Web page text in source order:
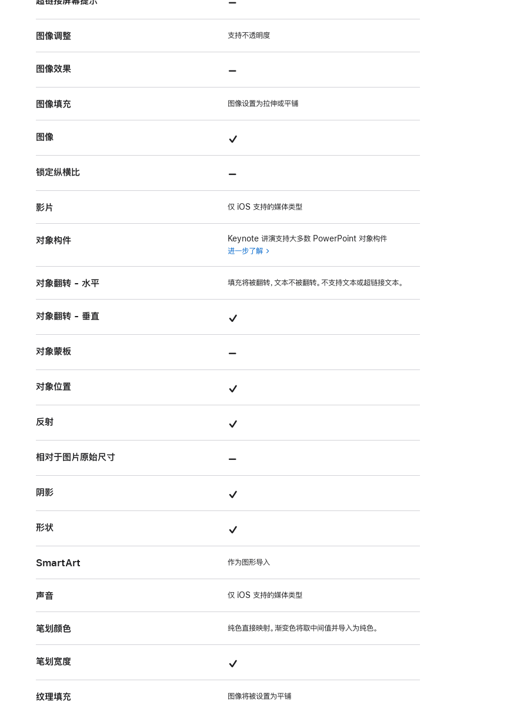
支
持
的
项
目
图像调整 支持不透明度
图像效果
不
支
持
的
项
目
图像填充 图像设置为拉伸或平铺
图像
支
持
的
项
目
锁定纵横比
不
支
持
的
项
目
影片 仅 iOS 支持的媒体类型
对象构件
Keynote 讲演支持大多数 PowerPoint 对象构件
进一步了解
对象翻转 - 水平 填充将被翻转，文本不被翻转。不支持文本或超链接文本。
对象翻转 - 垂直
支
持
的
项
目
对象蒙板
不
支
持
的
项
目
对象位置
支
持
的
项
目
反射
支
持
的
项
目
相对于图片原始尺寸
不
支
持
的
项
目
阴影
支
持
的
项
目
形状
支
持
的
项
目
SmartArt 作为图形导入
声音 仅 iOS 支持的媒体类型
笔划颜色 纯色直接映射。渐变色将取中间值并导入为纯色。
笔划宽度
支
持
的
纹理填充 图像将被设置为平铺